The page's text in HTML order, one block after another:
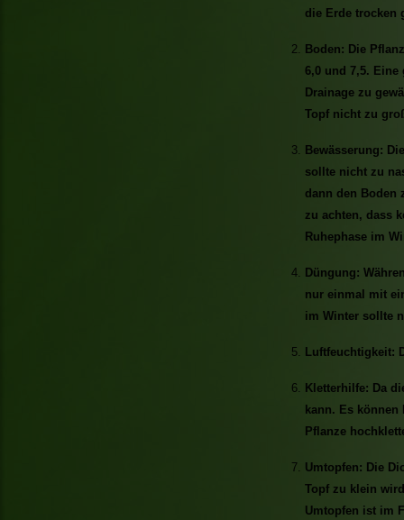
die Erde trocken
Boden: Die
6,0 und 7,5.
Drainage zu
Topf nicht zu
Bewässerung:
sollte nicht zu
dann den Boden
zu achten, dass
Ruhephase im
Düngung:
nur einmal mit
im Winter sollte
Luftfeuchtigkeit:
Kletterhilfe: Da
kann. Es
Pflanze
Umtopfen: Die
Topf zu klein
Umtopfen ist im